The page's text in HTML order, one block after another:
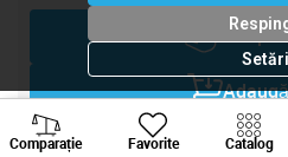
Comparație Favorite Catalog
Setări